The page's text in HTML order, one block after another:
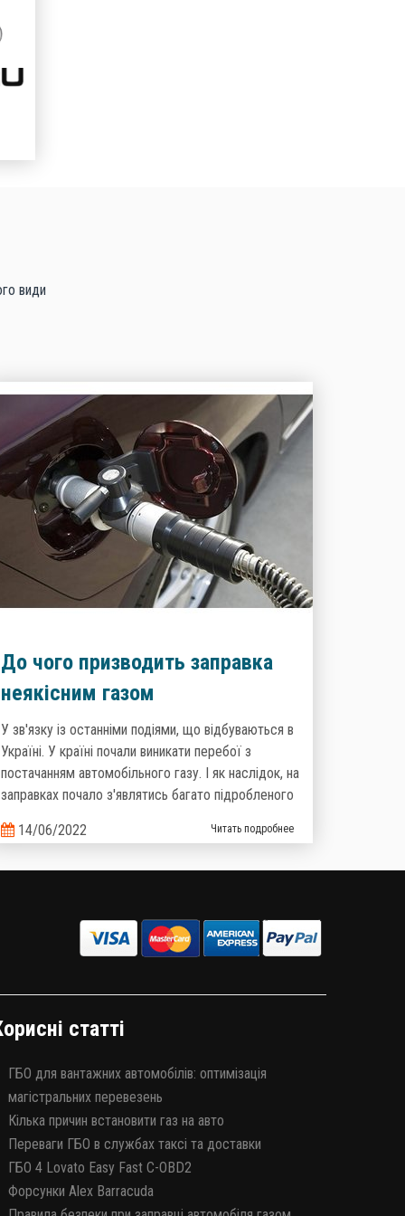
види
До чого призводить заправка
неякісним газом
У зв'язку із останніми подіями, що відбуваються в
Україні. У країні почали виникати перебої з
постачанням автомобільного газу. І як наслідок, на
заправках почало з'являтись багато підробленого
Багато хто знає, що «бодяжного» бензину на
14/06/2022 Читать подробнее
статті
ГБО для вантажних автомобілів: оптимізація
магістральних перевезень
Кілька причин встановити газ на авто
Переваги ГБО в службах таксі та доставки
ГБО 4 Lovato Easy Fast C-OBD2
Форсунки Alex Barracuda